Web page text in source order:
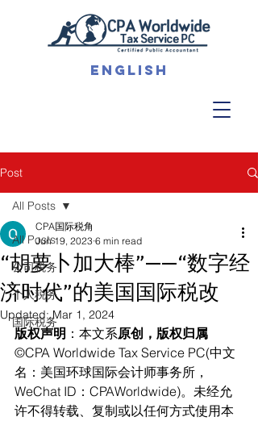
English
Post
All Posts
公司税务
个人税务
国际税务
All Posts
“胡萝卜加大棒”——“数字经
济时代”的美国国际税改
CPA国际税角
Jun 19, 2023 6 min read
Updated:Mar 1, 2024
版权声明 ：本文系原创，版权归属
©CPA Worldwide Tax Service PC(中文
名：美国环球国际会计师事务所，
WeChat ID：CPAWorldwide)。未经允
许不得转载、复制或以任何方式使用本